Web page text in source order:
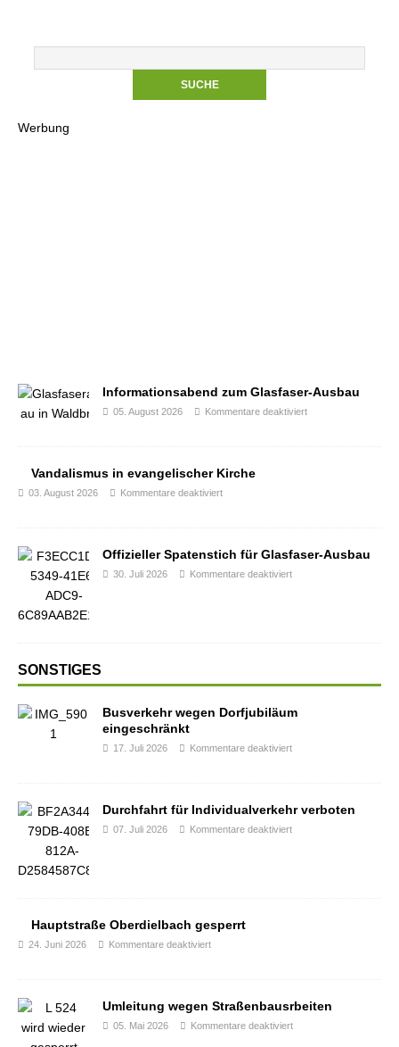
Werbung
Informationsabend zum Glasfaser-Ausbau
05. August 2026 Kommentare deaktiviert
Vandalismus in evangelischer Kirche
03. August 2026 Kommentare deaktiviert
Offizieller Spatenstich für Glasfaser-Ausbau
30. Juli 2026 Kommentare deaktiviert
SONSTIGES
Busverkehr wegen Dorfjubiläum
eingeschränkt
17. Juli 2026 Kommentare deaktiviert
Durchfahrt für Individualverkehr verboten
07. Juli 2026 Kommentare deaktiviert
Hauptstraße Oberdielbach gesperrt
24. Juni 2026 Kommentare deaktiviert
Umleitung wegen Straßenbausrbeiten
05. Mai 2026 Kommentare deaktiviert